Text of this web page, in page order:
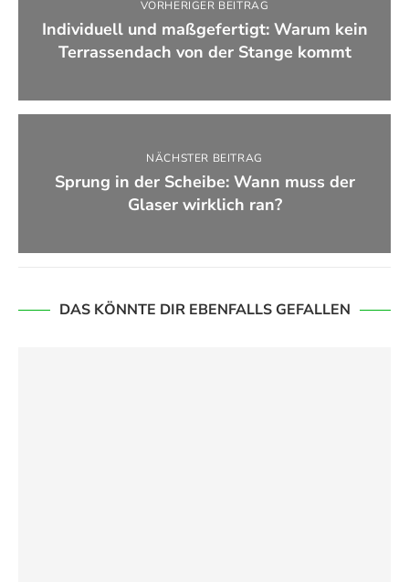
VORHERIGER BEITRAG
Individuell und maßgefertigt: Warum kein
Terrassendach von der Stange kommt
NÄCHSTER BEITRAG
Sprung in der Scheibe: Wann muss der
Glaser wirklich ran?
DAS KÖNNTE DIR EBENFALLS GEFALLEN